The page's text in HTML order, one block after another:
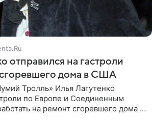
отправился на гастроли
дома в США
Тролль» Илья Лагутенко
по Европе и Соединенным
на ремонт сгоревшего дома в